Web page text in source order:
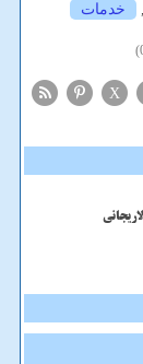
, خدمات
X